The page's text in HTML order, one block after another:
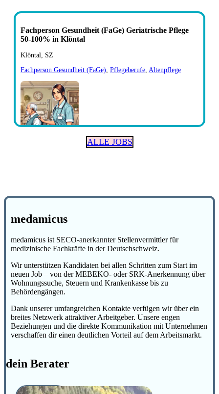
Fachperson Gesundheit (FaGe) Geriatrische Pflege
50-100% in Klöntal
Klöntal, SZ
Fachperson Gesundheit (FaGe) Pflegeberufe Altenpflege
ALLE JOBS
medamicus
medamicus ist SECO-anerkannter Stellenvermittler für
medizinische Fachkräfte in der Deutschschweiz.
Wir unterstützen Kandidaten bei allen Schritten zum Start im
neuen Job – von der MEBEKO- oder SRK-Anerkennung über
Wohnungssuche, Steuern und Krankenkasse bis zu
Behördengängen.
Dank unserer umfangreichen Kontakte verfügen wir über ein
breites Netzwerk attraktiver Arbeitgeber. Unsere engen
Beziehungen und die direkte Kommunikation mit Unternehmen
verschaffen dir einen deutlichen Vorteil auf dem Arbeitsmarkt.
dein Berater